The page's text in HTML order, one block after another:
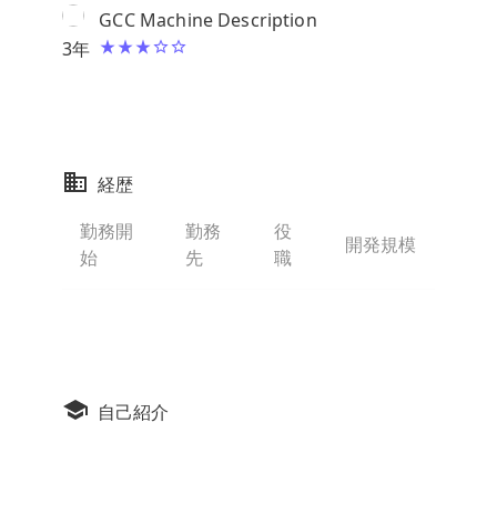
3年
GCC Machine Description
経歴
勤務開
始
勤務
先
役
職
開発規模
自己紹介